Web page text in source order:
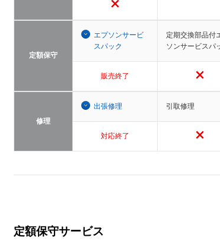
定額保守
エプソンサービ
スパック
定期交換部品付
ソンサービスパ
販売終了
修理
出張修理 引取修理
対応終了
定額保守サービス